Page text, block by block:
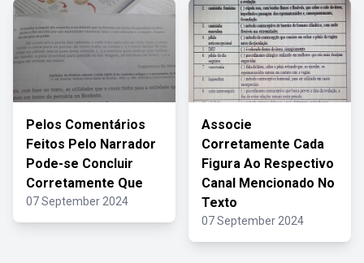
Pelos Comentários
Feitos Pelo Narrador
Pode-se Concluir
Corretamente Que
07 September 2024
Associe
Corretamente Cada
Figura Ao Respectivo
Canal Mencionado No
Texto
07 September 2024